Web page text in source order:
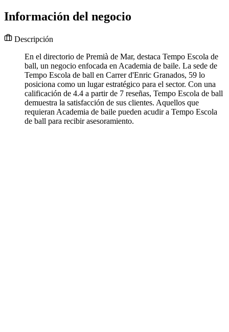
Información del negocio
Descripción
En el directorio de Premià de Mar, destaca Tempo Escola de
ball, un negocio enfocada en Academia de baile. La sede de
Tempo Escola de ball en Carrer d'Enric Granados, 59 lo
posiciona como un lugar estratégico para el sector. Con una
calificación de 4.4 a partir de 7 reseñas, Tempo Escola de ball
demuestra la satisfacción de sus clientes. Aquellos que
requieran Academia de baile pueden acudir a Tempo Escola
de ball para recibir asesoramiento.